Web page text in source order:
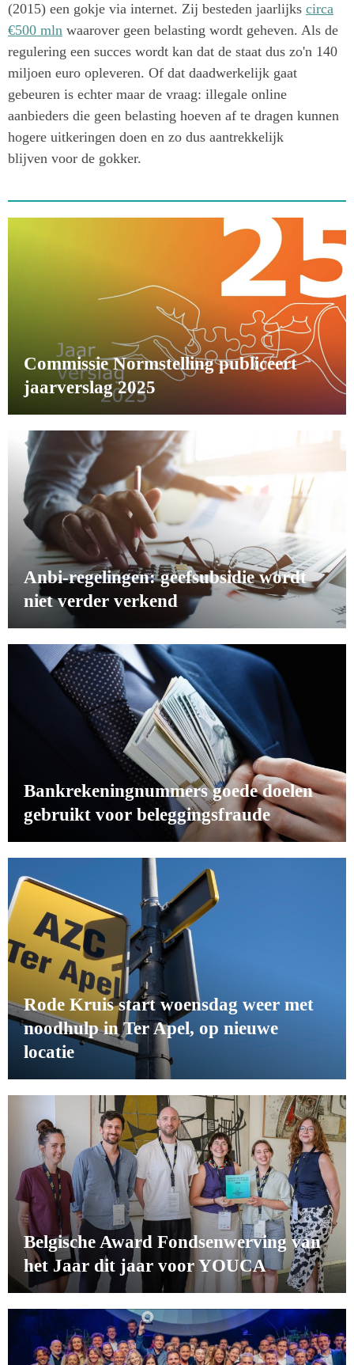
(2015) een gokje via internet. Zij besteden jaarlijks circa
€500 mln waarover geen belasting wordt geheven. Als de
regulering een succes wordt kan dat de staat dus zo'n 140
miljoen euro opleveren. Of dat daadwerkelijk gaat
gebeuren is echter maar de vraag: illegale online
aanbieders die geen belasting hoeven af te dragen kunnen
hogere uitkeringen doen en zo dus aantrekkelijk
blijven voor de gokker.
Commissie Normstelling publiceert
jaarverslag 2025
Anbi-regelingen: geefsubsidie wordt
niet verder verkend
Bankrekeningnummers goede doelen
gebruikt voor beleggingsfraude
Rode Kruis start woensdag weer met
noodhulp in Ter Apel, op nieuwe
locatie
Belgische Award Fondsenwerving van
het Jaar dit jaar voor YOUCA